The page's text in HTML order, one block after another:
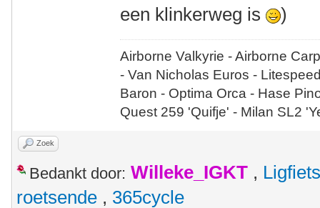
een klinkerweg is
)
Airborne Valkyrie - Airborne
- Van Nicholas Euros -
Baron - Optima Orca - Hase
Quest 259 'Quifje' - Milan SL2
Zoek
Bedankt door: Willeke_IGKT ,
roetsende , 365cycle